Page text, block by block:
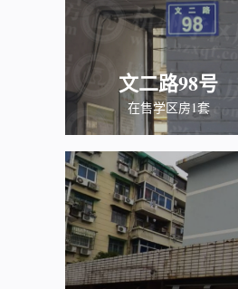
文二路98号
在售学区房1套